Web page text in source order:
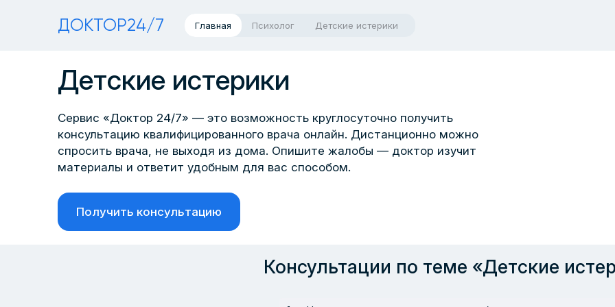
ДОКТОР24/7 Главная Психолог Детские истерики
Детские истерики
Сервис «Доктор 24/7» — это возможность круглосуточно получить
консультацию квалифицированного врача онлайн. Дистанционно можно
спросить врача, не выходя из дома. Опишите жалобы — доктор изучит
материалы и ответит удобным для вас способом.
Получить консультацию
Консультации по теме «Детские